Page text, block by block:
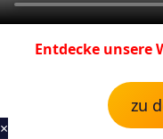
Entdecke unsere
zu
×